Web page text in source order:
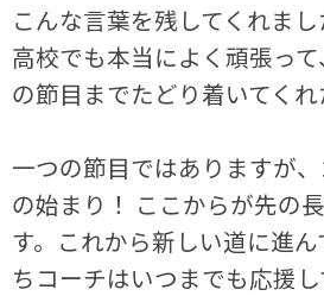
こんな言葉を残してくれまし
高校でも本当によく頑張っ
の節目までたどり着いてくれ
一つの節目ではありますが
の始まり！ ここからが先の
す。これから新しい道に進
ちコーチはいつまでも応援し